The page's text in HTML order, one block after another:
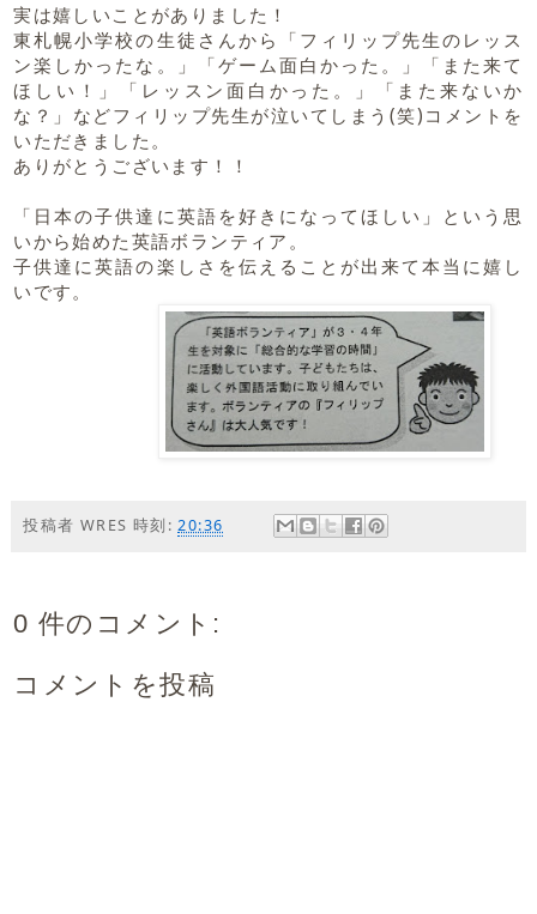
実は嬉しいことがありました！
東札幌小学校の生徒さんから「フィリップ先生のレッス
ン楽しかったな。」「ゲーム面白かった。」「また来て
ほしい！」「レッスン面白かった。」「また来ないか
な？」などフィリップ先生が泣いてしまう(笑)コメントを
いただきました。
ありがとうございます！！
「日本の子供達に英語を好きになってほしい」という思
いから始めた英語ボランティア。
子供達に英語の楽しさを伝えることが出来て本当に嬉し
いです。
投稿者 WRES 時刻:20:36
0 件のコメント:
コメントを投稿